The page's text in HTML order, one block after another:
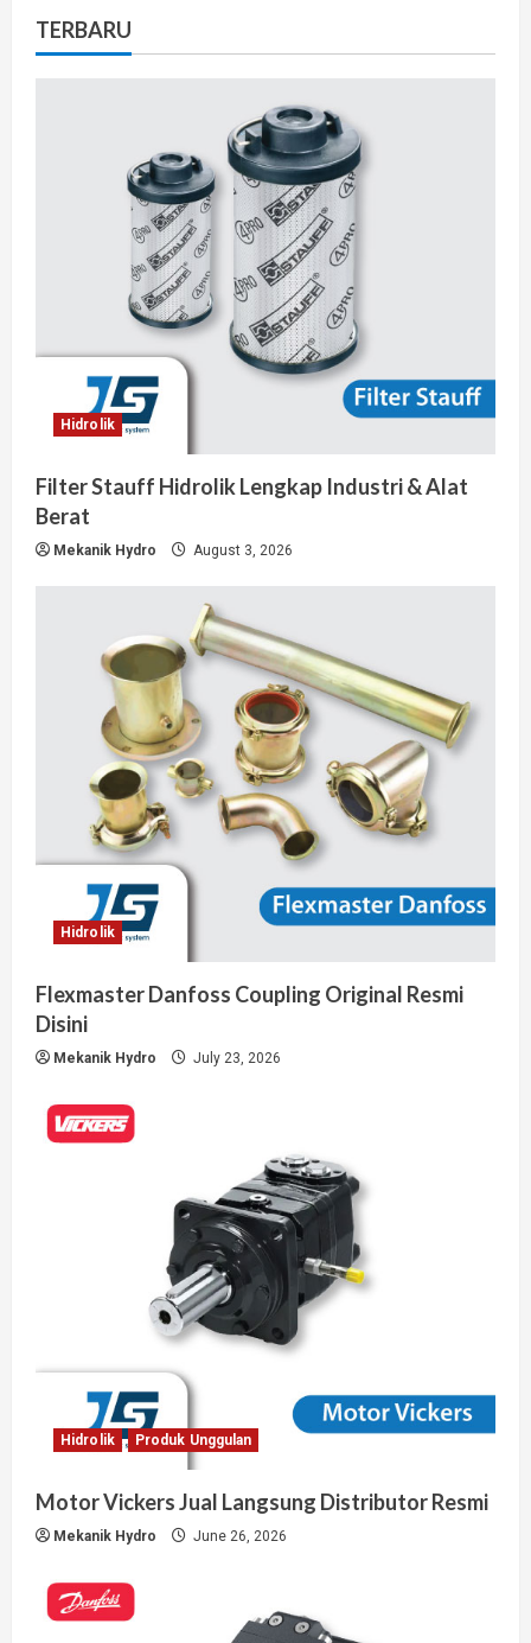
TERBARU
Hidrolik
Filter Stauff Hidrolik Lengkap Industri & Alat
Berat
Mekanik Hydro August 3, 2026
Hidrolik
Flexmaster Danfoss Coupling Original Resmi
Disini
Mekanik Hydro July 23, 2026
Hidrolik Produk Unggulan
Motor Vickers Jual Langsung Distributor Resmi
Mekanik Hydro June 26, 2026